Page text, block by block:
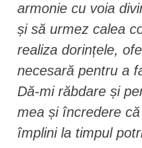
armonie cu voia
și să urmez calea
realiza dorințele,
necesară pentru a
Dă-mi răbdare și
mea și încredere
împlini la timpul